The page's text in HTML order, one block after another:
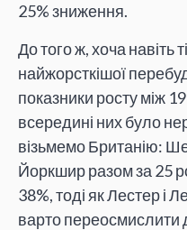
25% зниження.
До того ж, хоча навіть
найжорсткішої
показники росту між
всередині них було
візьмемо Британію:
Йоркшир разом за 25
38%, тоді як Лестер і
варто переосмислити